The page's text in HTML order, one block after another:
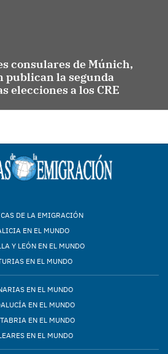
consulares de Múnich,
publican la segunda
elecciones a los CRE
DE LA EMIGRACIÓN
EN EL MUNDO
Y LEÓN EN EL MUNDO
EN EL MUNDO
EN EL MUNDO
EN EL MUNDO
EN EL MUNDO
EN EL MUNDO